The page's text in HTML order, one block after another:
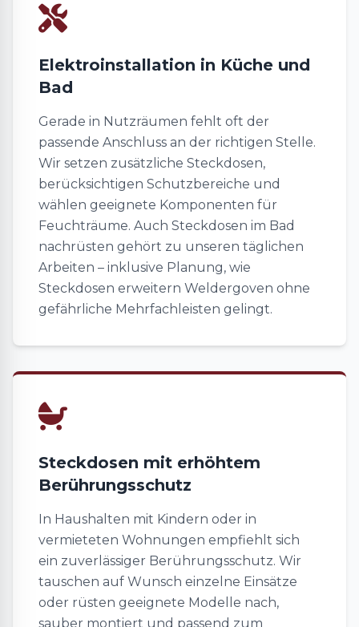
Elektroinstallation in Küche und
Bad
Gerade in Nutzräumen fehlt oft der
passende Anschluss an der richtigen Stelle.
Wir setzen zusätzliche Steckdosen,
berücksichtigen Schutzbereiche und
wählen geeignete Komponenten für
Feuchträume. Auch Steckdosen im Bad
nachrüsten gehört zu unseren täglichen
Arbeiten – inklusive Planung, wie
Steckdosen erweitern Weldergoven ohne
gefährliche Mehrfachleisten gelingt.
Steckdosen mit erhöhtem
Berührungsschutz
In Haushalten mit Kindern oder in
vermieteten Wohnungen empfiehlt sich
ein zuverlässiger Berührungsschutz. Wir
tauschen auf Wunsch einzelne Einsätze
oder rüsten geeignete Modelle nach,
sauber montiert und passend zum